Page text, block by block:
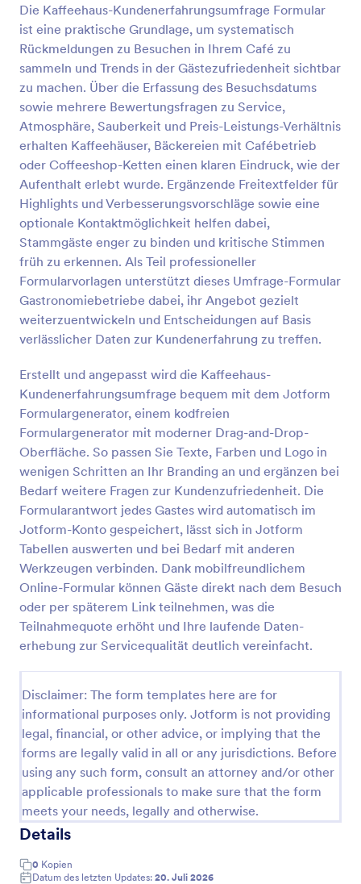
Die Kaffeehaus-Kundenerfahrungsumfrage Formular
ist eine praktische Grundlage, um systematisch
Rückmeldungen zu Besuchen in Ihrem Café zu
sammeln und Trends in der Gästezufriedenheit sichtbar
zu machen. Über die Erfassung des Besuchsdatums
sowie mehrere Bewertungsfragen zu Service,
Atmosphäre, Sauberkeit und Preis-Leistungs-Verhältnis
erhalten Kaffeehäuser, Bäckereien mit Cafébetrieb
oder Coffeeshop-Ketten einen klaren Eindruck, wie der
Aufenthalt erlebt wurde. Ergänzende Freitextfelder für
Highlights und Verbesserungsvorschläge sowie eine
optionale Kontaktmöglichkeit helfen dabei,
Stammgäste enger zu binden und kritische Stimmen
früh zu erkennen. Als Teil professioneller
Formularvorlagen unterstützt dieses Umfrage-Formular
Gastronomiebetriebe dabei, ihr Angebot gezielt
weiterzuentwickeln und Entscheidungen auf Basis
verlässlicher Daten zur Kundenerfahrung zu treffen.
Erstellt und angepasst wird die Kaffeehaus-
Kundenerfahrungsumfrage bequem mit dem Jotform
Formulargenerator, einem kodfreien
Formulargenerator mit moderner Drag-and-Drop-
Oberfläche. So passen Sie Texte, Farben und Logo in
wenigen Schritten an Ihr Branding an und ergänzen bei
Bedarf weitere Fragen zur Kundenzufriedenheit. Die
Formularantwort jedes Gastes wird automatisch im
Jotform-Konto gespeichert, lässt sich in Jotform
Tabellen auswerten und bei Bedarf mit anderen
Werkzeugen verbinden. Dank mobilfreundlichem
Online-Formular können Gäste direkt nach dem Besuch
oder per späterem Link teilnehmen, was die
Teilnahmequote erhöht und Ihre laufende Daten­
erhebung zur Servicequalität deutlich vereinfacht.
Disclaimer: The form templates here are for
informational purposes only. Jotform is not providing
legal, financial, or other advice, or implying that the
forms are legally valid in all or any jurisdictions. Before
using any such form, consult an attorney and/or other
applicable professionals to make sure that the form
meets your needs, legally and otherwise.
Details
0 Kopien
Datum des letzten Updates: 20. Juli 2026
es auf Ihrer Website ein oder versenden Sie es per
E-Mail oder über einen Link. Die Kunden können
ihre Antworten senden - es liegt an Ihnen, sie zu
erfassen und die Ergebnisse anzuzeigen.Mit mobilen
Umfragen in der Gastronomie können Sie diese
Informationen ganz einfach einholen, auch wenn
Sie gerade unterwegs sind! Mit Jotform Mobile
Formulare, unserer kostenlosen mobilen App,
können Sie die Antworten auf Ihrem Telefon oder
Tablet verfolgen, wo immer Sie sind. Unsere
leistungsstarken Integrationen machen es einfach,
Informationen aus Ihrem CRM oder dem
Speicherdienst Ihrer Wahl zu übernehmen.
Verbinden Sie einfach Ihre anderen Konten mit
Jotform, um die Ergebnisse zu erfassen und die
Daten Ihrer Kunden zu schützen.
Vorschau
Ein Online-Bewertungsformular für Restaurantköche
wird verwendet, um die Leistung der Köche eines
Restaurants zu bewerten. Es ist nützlich für die
Mitarbeiter, um ihr Leistungsniveau zu ermitteln und
sich zu verbessern. Es ist in einer großen Schrift
gestaltet, damit die Köche das Formular leicht
ausfüllen können. Ein Bewertungsformular für
Köche ist nützlich, damit die Mitarbeiter ihre
Leistungen besser einschätzen können.Sie können
das Formular mit Firmenlogos, Farben, Schriftarten
und anderen Elementen individuell gestalten. Das
Formular kann mit der Jotform-App für die
Verwendung auf Mobiltelefonen erstellt werden. Sie
können es mit der Jotform App auch für die
Organisation der Felder. Wenn Sie auf sichere Weise
Bewertungen erfassen möchten, können Sie mit
einem kostenlosen Bewertungsformular für
Restaurantköche beginnen.
Go to Category:
Restaurant Bewertungsformulare
Vorlage verwenden
Vorschau